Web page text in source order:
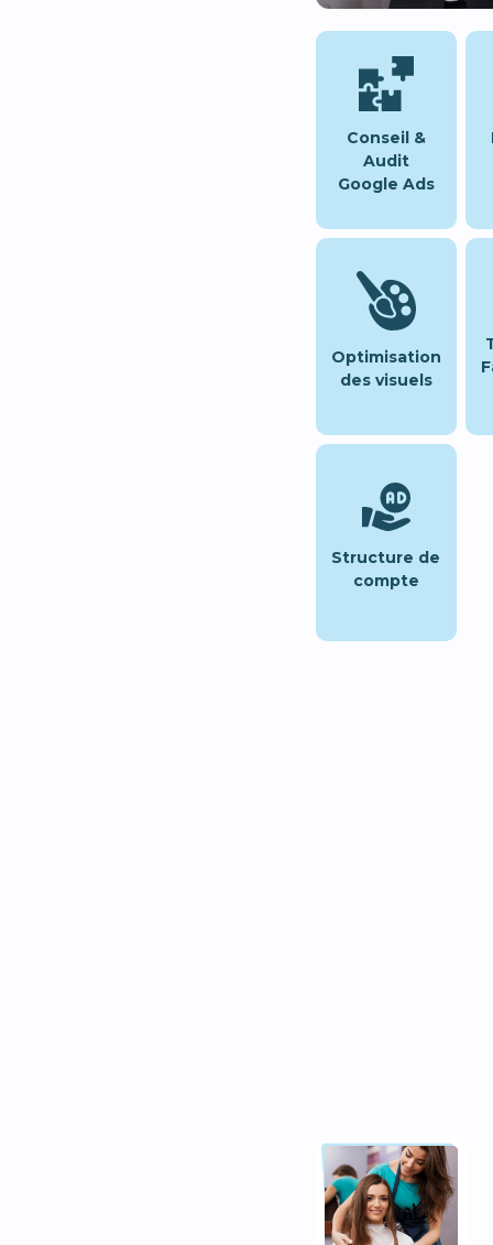
Conseil &
Audit
Google Ads
Optimisation
des visuels
Structure de
compte